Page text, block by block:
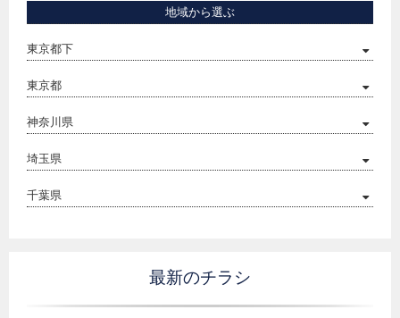
地域から選ぶ
東京都下
東京都
神奈川県
埼玉県
千葉県
最新のチラシ